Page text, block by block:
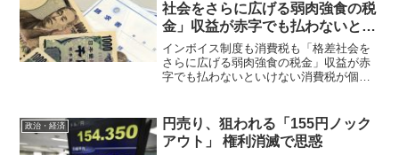
社会をさらに広げる弱肉強食の税
金」収益が赤字でも払わないとい
けない消費税が個人事業者をつぶ
す
インボイス制度も消費税も「格差社会を
さらに広げる弱肉強食の税金」収益が赤
字でも払わないといけない消費税が個人
2023年からスタートする予定の「インボ
イス制度」の危険性...
政治・経済
円売り、狙われる「155円ノック
アウト」 権利消滅で思惑